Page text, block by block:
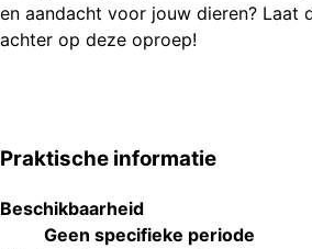
en aandacht voor jouw dieren? Laat
achter op deze oproep!
Praktische informatie
Beschikbaarheid
Geen specifieke periode